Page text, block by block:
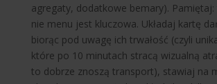
agregaty, dodatkowe bemary).
nie menu jest kluczowa. Układaj kartę
biorąc pod uwagę ich trwałość (czyli
które po 10 minutach stracą wizualną
to dobrze znoszą transport), stawiaj na